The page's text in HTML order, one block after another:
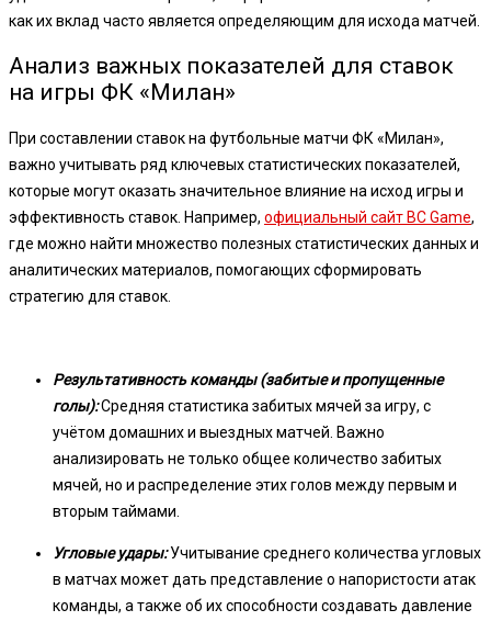
как их вклад часто является определяющим для исхода матчей.
Анализ важных показателей для ставок
на игры ФК «Милан»
При составлении ставок на футбольные матчи ФК «Милан»,
важно учитывать ряд ключевых статистических показателей,
которые могут оказать значительное влияние на исход игры и
эффективность ставок. Например, официальный сайт BC Game,
где можно найти множество полезных статистических данных и
аналитических материалов, помогающих сформировать
стратегию для ставок.
Результативность команды (забитые и пропущенные
голы):Средняя статистика забитых мячей за игру, с
учётом домашних и выездных матчей. Важно
анализировать не только общее количество забитых
мячей, но и распределение этих голов между первым и
вторым таймами.
Угловые удары:Учитывание среднего количества угловых
в матчах может дать представление о напористости атак
команды, а также об их способности создавать давление